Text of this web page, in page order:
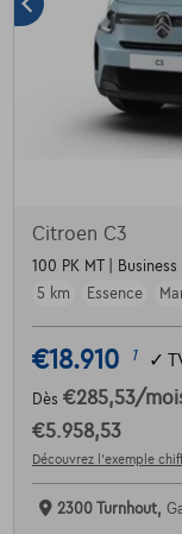
Citroen C3
100 PK MT |
5 km
Essence
€18.910 1 ✓
Dès €285,53/
€5.958,53
Découvrez l’exemple
2300 Turnhout,